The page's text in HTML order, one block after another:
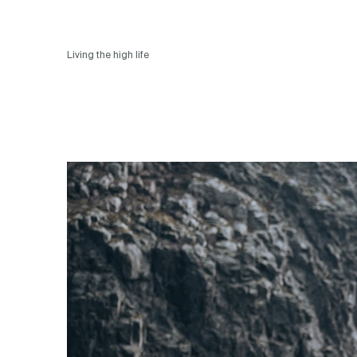
Living the high life